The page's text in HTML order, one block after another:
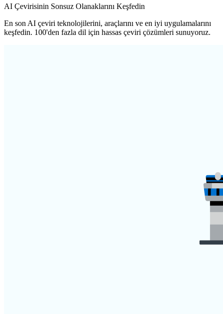
AI Çevirisinin Sonsuz Olanaklarını Keşfedin
En son AI çeviri teknolojilerini, araçlarını ve en iyi uygulamalarını
keşfedin. 100'den fazla dil için hassas çeviri çözümleri sunuyoruz.